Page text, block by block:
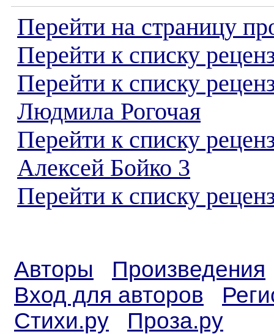
Перейти на страницу
Перейти к списку
Перейти к списку
Людмила Рогочая
Перейти к списку
Алексей Бойко 3
Перейти к списку
Авторы
Произведения
Вход для авторов
Стихи.ру
Проза.ру